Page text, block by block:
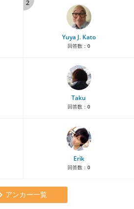
2
Yuya J. Kato
回答数： 0
Taku
回答数： 0
Erik
回答数： 0
アンカー一覧